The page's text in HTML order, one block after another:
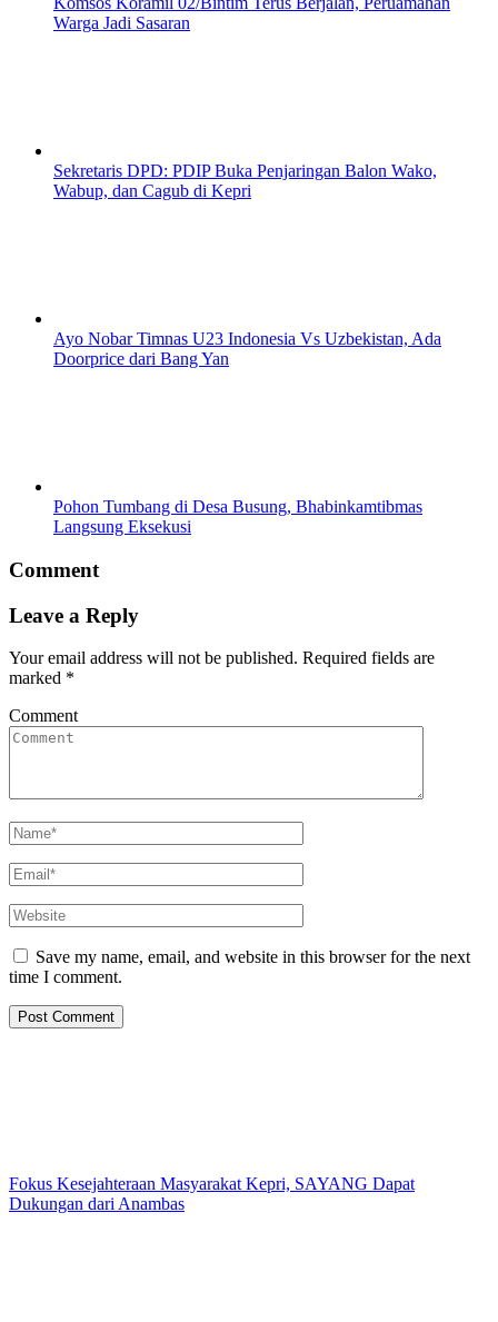
Warga Jadi Sasaran
Sekretaris DPD: PDIP Buka Penjaringan Balon Wako,
Wabup, dan Cagub di Kepri
Ayo Nobar Timnas U23 Indonesia Vs Uzbekistan, Ada
Doorprice dari Bang Yan
Pohon Tumbang di Desa Busung, Bhabinkamtibmas
Langsung Eksekusi
Comment
Leave a Reply
Your email address will not be published. Required fields are
marked *
Comment
Save my name, email, and website in this browser for the next
time I comment.
Fokus Kesejahteraan Masyarakat Kepri, SAYANG Dapat
Dukungan dari Anambas